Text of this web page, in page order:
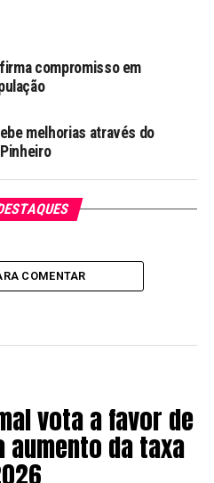
compromisso em
melhorias através do
COMENTAR
vota a favor de
da taxa